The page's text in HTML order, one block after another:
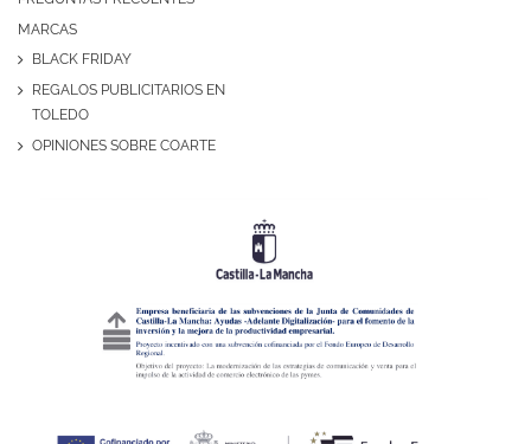
MARCAS
BLACK FRIDAY
REGALOS PUBLICITARIOS EN
TOLEDO
OPINIONES SOBRE COARTE